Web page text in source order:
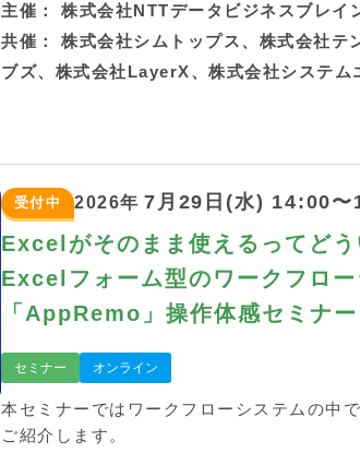
主催：
株式会社NTTデータビジネスブレイ
共催：
株式会社シムトップス、株式会社テ
ブズ、株式会社LayerX、株式会社システム
受付中 2026年 7月29日(水) 14:00〜
Excelがそのまま使えるってどう
Excelフォーム型のワークフロー
「AppRemo」操作体感セミナー
セミナー オンライン
本セミナーではワークフローシステムの中
ご紹介します。